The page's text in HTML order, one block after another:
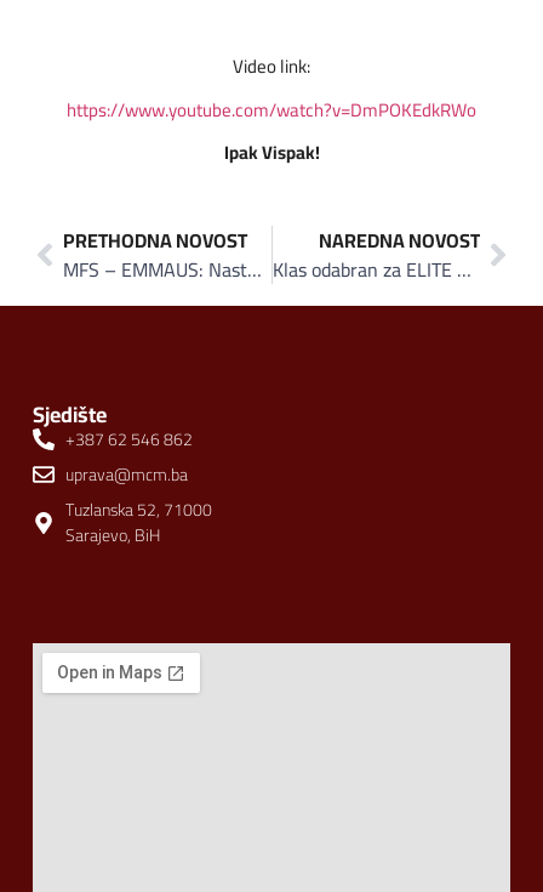
Video link:
https://www.youtube.com/watch?v=DmPOKEdkRWo
Ipak Vispak!
PRETHODNA NOVOST
MFS – EMMAUS: Nastavak aktivnosti suzbijanja eksploatacije djece u svrhu izrade pornografskog materijala
NAREDNA NOVOST
Klas odabran za ELITE program Grupe londonske berze
Sjedište
+387 62 546 862
uprava@mcm.ba
Tuzlanska 52, 71000
Sarajevo, BiH